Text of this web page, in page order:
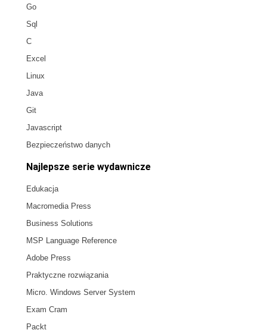
Go
Sql
C
Excel
Linux
Java
Git
Javascript
Bezpieczeństwo danych
Najlepsze serie wydawnicze
Edukacja
Macromedia Press
Business Solutions
MSP Language Reference
Adobe Press
Praktyczne rozwiązania
Micro. Windows Server System
Exam Cram
Packt